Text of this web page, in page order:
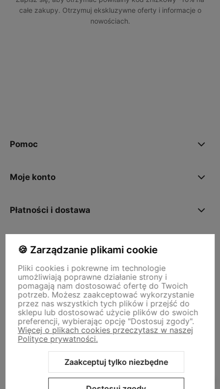
całe zakupy. Otrzymuj ekskluzywne oferty i informacje o
nowościach.
Pomoc
Moje konto
Płatności i dostawa
Storm - sklep plastyczny
Adres sklepu internetowego:ul. Kazimierza Wielkiego 29a, 50-077
WrocławSiedziba firmy:ul. Jana Uphagena 19, 80-237 Gdańsk NIP:
5840152571
zamowienia@stormplastyczny.pl| Tel.:781350938
Sklep internetowy Shoper Premium Szablon Shoper Modern 3.0™
🍪 Zarządzanie plikami cookie
Pliki cookies i pokrewne im technologie
umożliwiają poprawne działanie strony i
pomagają nam dostosować ofertę do Twoich
potrzeb. Możesz zaakceptować wykorzystanie
przez nas wszystkich tych plików i przejść do
sklepu lub dostosować użycie plików do swoich
preferencji, wybierając opcję "Dostosuj zgody".
Więcej o plikach cookies przeczytasz w naszej
Polityce prywatności.
Zaakceptuj tylko niezbędne